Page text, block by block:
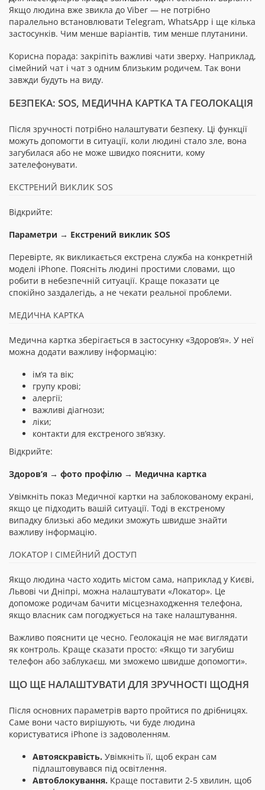
Якщо людина вже звикла до Viber — не потрібно
паралельно встановлювати Telegram, WhatsApp і ще кілька
застосунків. Чим менше варіантів, тим менше плутанини.
Корисна порада: закріпіть важливі чати зверху. Наприклад,
сімейний чат і чат з одним близьким родичем. Так вони
завжди будуть на виду.
БЕЗПЕКА: SOS, МЕДИЧНА КАРТКА ТА ГЕОЛОКАЦІЯ
Після зручності потрібно налаштувати безпеку. Ці функції
можуть допомогти в ситуації, коли людині стало зле, вона
загубилася або не може швидко пояснити, кому
зателефонувати.
ЕКСТРЕНИЙ ВИКЛИК SOS
Відкрийте:
Параметри → Екстрений виклик SOS
Перевірте, як викликається екстрена служба на конкретній
моделі iPhone. Поясніть людині простими словами, що
робити в небезпечній ситуації. Краще показати це
спокійно заздалегідь, а не чекати реальної проблеми.
МЕДИЧНА КАРТКА
Медична картка зберігається в застосунку «Здоров’я». У неї
можна додати важливу інформацію:
ім’я та вік;
групу крові;
алергії;
важливі діагнози;
ліки;
контакти для екстреного зв’язку.
Відкрийте:
Здоров’я → фото профілю → Медична картка
Увімкніть показ Медичної картки на заблокованому екрані,
якщо це підходить вашій ситуації. Тоді в екстреному
випадку близькі або медики зможуть швидше знайти
важливу інформацію.
ЛОКАТОР І СІМЕЙНИЙ ДОСТУП
Якщо людина часто ходить містом сама, наприклад у Києві,
Львові чи Дніпрі, можна налаштувати «Локатор». Це
допоможе родичам бачити місцезнаходження телефона,
якщо власник сам погоджується на таке налаштування.
Важливо пояснити це чесно. Геолокація не має виглядати
як контроль. Краще сказати просто: «Якщо ти загубиш
телефон або заблукаєш, ми зможемо швидше допомогти».
ЩО ЩЕ НАЛАШТУВАТИ ДЛЯ ЗРУЧНОСТІ ЩОДНЯ
Після основних параметрів варто пройтися по дрібницях.
Саме вони часто вирішують, чи буде людина
користуватися iPhone із задоволенням.
Автояскравість. Увімкніть її, щоб екран сам
підлаштовувався під освітлення.
Автоблокування. Краще поставити 2-5 хвилин, щоб